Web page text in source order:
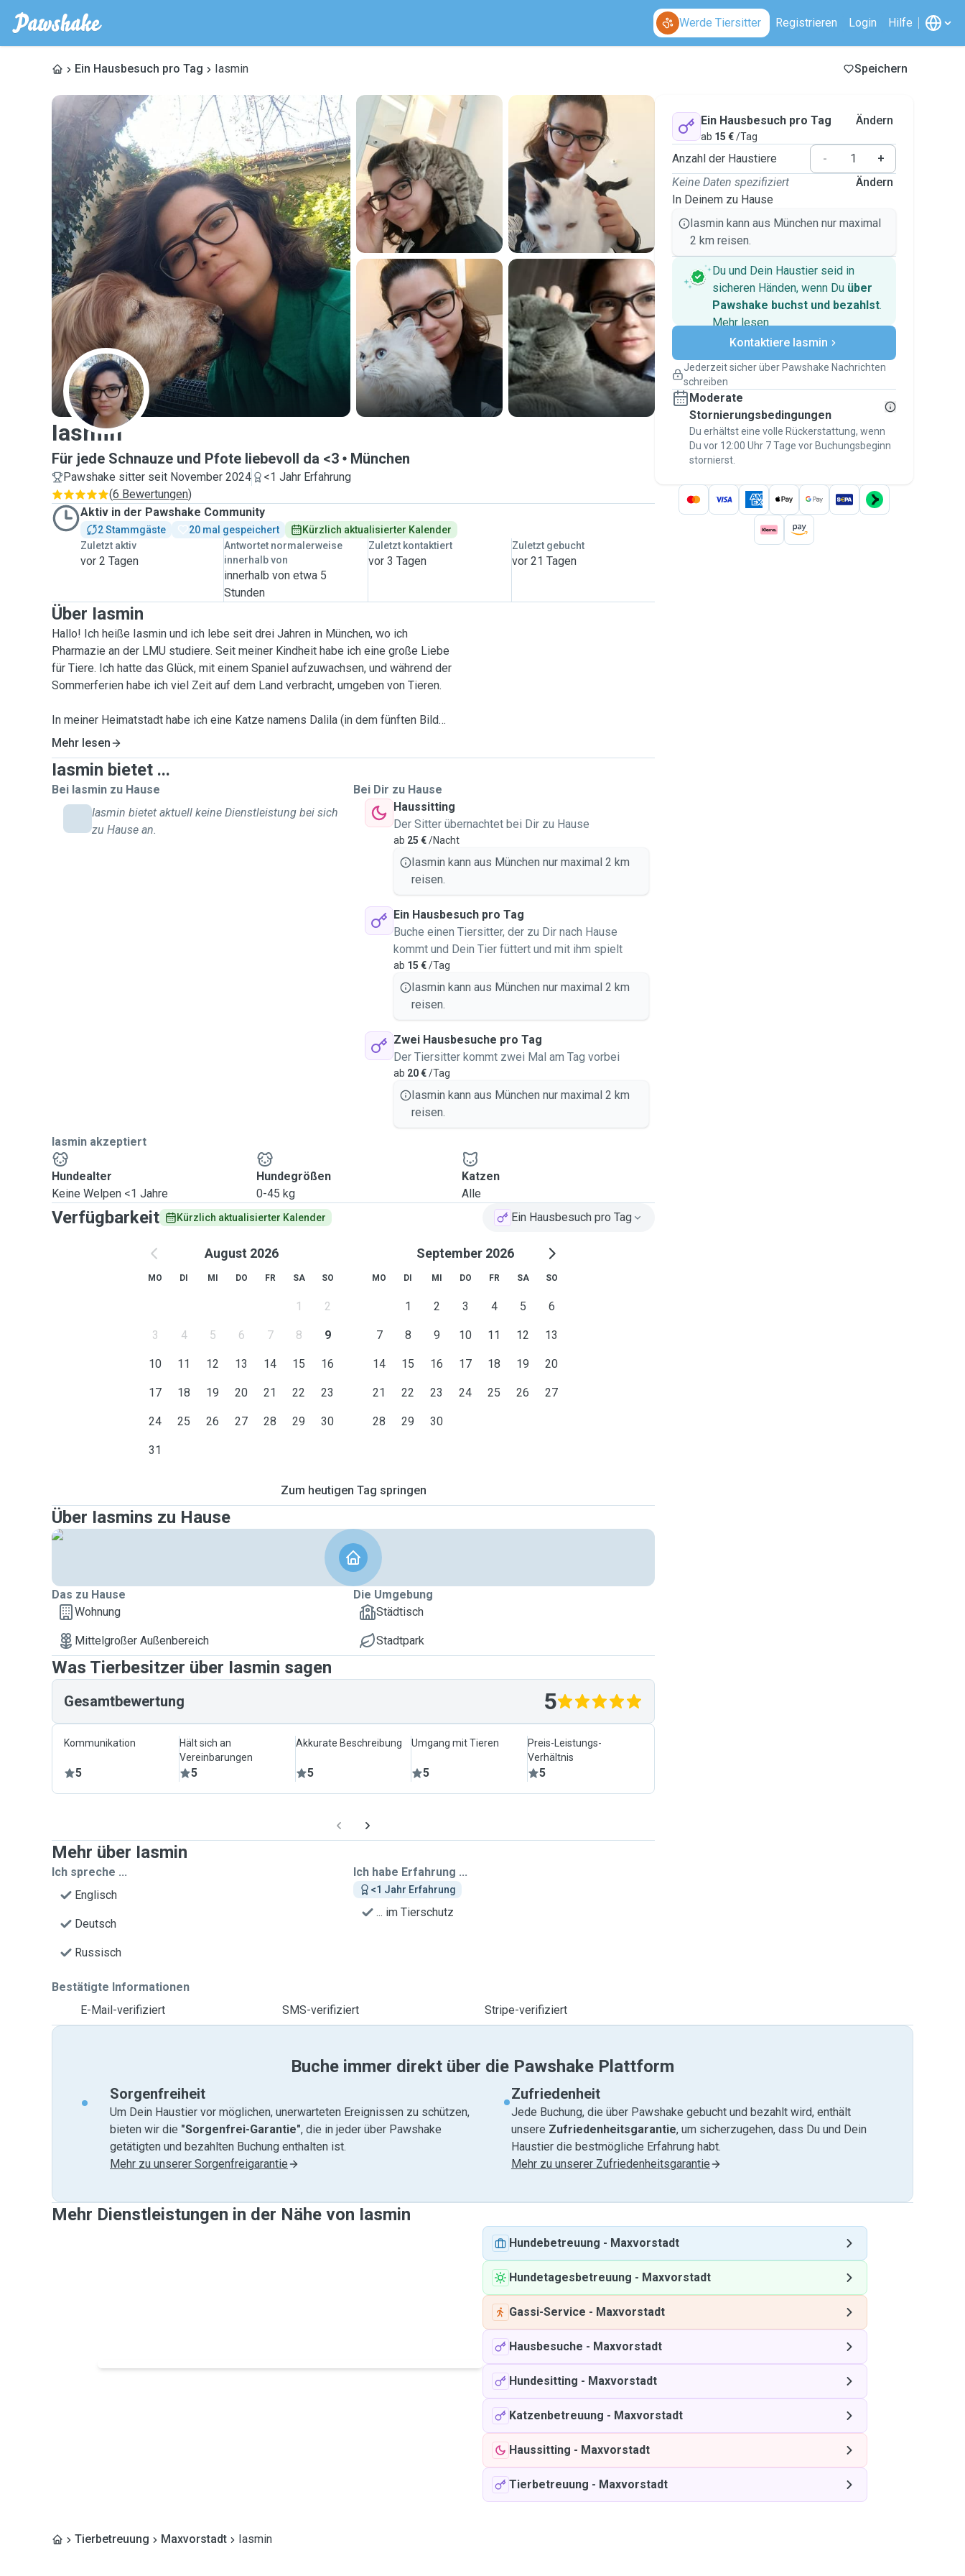
Werde Tiersitter Registrieren Login Hilfe
Ein Hausbesuch pro Tag Iasmin Speichern
I
Iasmin
Für jede Schnauze und Pfote liebevoll da <3 München
Pawshake sitter seit November 2024
<1 Jahr Erfahrung
(6 Bewertungen)
Aktiv in der Pawshake Community
2 Stammgäste 20 mal gespeichert
Kürzlich aktualisierter Kalender
Zuletzt aktiv
vor 2 Tagen
Antwortet normalerweise
innerhalb von
innerhalb von etwa 5
Stunden
Zuletzt kontaktiert
vor 3 Tagen
Zuletzt gebucht
vor 21 Tagen
Über Iasmin
Hallo! Ich heiße Iasmin und ich lebe seit drei Jahren in München, wo ich
Pharmazie an der LMU studiere. Seit meiner Kindheit habe ich eine große Liebe
für Tiere. Ich hatte das Glück, mit einem Spaniel aufzuwachsen, und während der
Sommerferien habe ich viel Zeit auf dem Land verbracht, umgeben von Tieren.
In meiner Heimatstadt habe ich eine Katze namens Dalila (in dem fünften Bild
ist sie zu sehen), die ich sehr vermisse. Um mit dieser Sehnsucht umzugehen
und meine Leidenschaft für Tiere zu pflegen, engagiere ich mich regelmäßig in
einem Tierheim. Dort kümmere ich mich mit viel Freude um Katzen und
Kaninchen.
Ich möchte Tiersitterin werden, weil ich eine sinnvolle Möglichkeit sehe,
Tierhalter zu unterstützen, wenn Sie selbst keine Zeit haben, sich um ihre Tiere
zu kümmern. Gleichzeitig vermisse ich die Interaktion mit Tieren, die mir immer
viel Freude bereitet hat. Dank meines flexiblen Stundenplans an der Uni kann ich
an Wochentagen. Außerdem bleibe ich fast immer in München während der
Feiertage, sodass ich mich auch um Haustiere kümmern kann, wenn Sie in
Falls es zusätzliche Aufgaben gibt, die ich übernehmen soll, wir können das
immer gerne besprechen – das Wohlbefinden Ihrer Haustiere stehen für mich
Mehr lesen
Iasmin bietet ...
Bei Iasmin zu Hause
Iasmin bietet aktuell keine Dienstleistung bei sich
zu Hause an.
Bei Dir zu Hause
Haussitting
Der Sitter übernachtet bei Dir zu Hause
ab 25 €/Nacht
Iasmin kann aus München nur maximal 2 km
reisen.
Ein Hausbesuch pro Tag
Buche einen Tiersitter, der zu Dir nach Hause
kommt und Dein Tier füttert und mit ihm spielt
ab 15 €/Tag
Iasmin kann aus München nur maximal 2 km
reisen.
Zwei Hausbesuche pro Tag
Der Tiersitter kommt zwei Mal am Tag vorbei
ab 20 €/Tag
Iasmin kann aus München nur maximal 2 km
reisen.
Iasmin akzeptiert
Hundealter
Keine Welpen <1 Jahre
Hundegrößen
0-45 kg
Katzen
Alle
Verfügbarkeit Kürzlich aktualisierter Kalender Ein Hausbesuch pro Tag
August 2026
MO DI MI DO FR SA SO
1 2
3 4 5 6 7 8 9
10 11 12 13 14 15 16
17 18 19 20 21 22 23
24 25 26 27 28 29 30
31
September 2026
MO DI MI DO FR SA SO
1 2 3 4 5 6
7 8 9 10 11 12 13
14 15 16 17 18 19 20
21 22 23 24 25 26 27
28 29 30
Zum heutigen Tag springen
Über Iasmins zu Hause
Das zu Hause
Wohnung
Mittelgroßer Außenbereich
Die Umgebung
Städtisch
Stadtpark
Was Tierbesitzer über Iasmin sagen
Gesamtbewertung 5
Kommunikation
5
Hält sich an
Vereinbarungen
5
Akkurate Beschreibung
5
Umgang mit Tieren
5
Preis-Leistungs-
Verhältnis
5
Mehr über Iasmin
Ich spreche ...
Englisch
Deutsch
Russisch
Ich habe Erfahrung ...
<1 Jahr Erfahrung
... im Tierschutz
Bestätigte Informationen
E-Mail-verifiziert
SMS-verifiziert Stripe-verifiziert
Ein Hausbesuch pro Tag
ab 15 €/Tag
Ändern
Anzahl der Haustiere -
+
Keine Daten spezifiziert
In Deinem zu Hause
Ändern
Iasmin kann aus München nur maximal
2 km reisen.
Du und Dein Haustier seid in
sicheren Händen, wenn Du über
Pawshake buchst und bezahlst.
Mehr lesenSichere Zahlungen
Unterstützung, falls sich Deine
Versicherte Buchungen
Erledige alles über Pawshake – von der
ersten Nachricht bis zur Bezahlung –, um
über diePawshake-Garantieabgesichert zu
sein
Kontaktiere Iasmin
Jederzeit sicher über Pawshake Nachrichten
schreiben
Moderate
Stornierungsbedingungen
Du erhältst eine volle Rückerstattung, wenn
Du vor 12:00 Uhr 7 Tage vor Buchungsbeginn
stornierst.
Buche immer direkt über die Pawshake Plattform
Sorgenfreiheit
Um Dein Haustier vor möglichen, unerwarteten Ereignissen zu schützen,
bieten wir die "Sorgenfrei-Garantie", die in jeder über Pawshake
getätigten und bezahlten Buchung enthalten ist.
Mehr zu unserer Sorgenfreigarantie
Zufriedenheit
Jede Buchung, die über Pawshake gebucht und bezahlt wird, enthält
unsere Zufriedenheitsgarantie, um sicherzugehen, dass Du und Dein
Haustier die bestmögliche Erfahrung habt.
Mehr zu unserer Zufriedenheitsgarantie
Mehr Dienstleistungen in der Nähe von Iasmin
Hundebetreuung - Maxvorstadt
Hundetagesbetreuung - Maxvorstadt
Gassi-Service - Maxvorstadt
Hausbesuche - Maxvorstadt
Hundesitting - Maxvorstadt
Katzenbetreuung - Maxvorstadt
Haussitting - Maxvorstadt
Tierbetreuung - Maxvorstadt
Tierbetreuung Maxvorstadt Iasmin